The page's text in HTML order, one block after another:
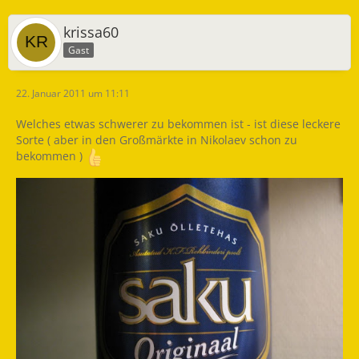
krissa60
Gast
22. Januar 2011 um 11:11
Welches etwas schwerer zu bekommen ist - ist diese leckere
Sorte ( aber in den Großmärkte in Nikolaev schon zu
bekommen )